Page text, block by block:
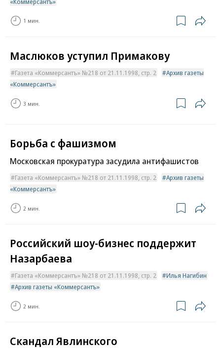
1 мин.
Маслюков уступил Примакову
Газета «Коммерсантъ» №218 от 21.11.1998, стр. 2
Архив газеты
«Коммерсантъ»
3 мин.
Борьба с фашизмом
Московская прокуратура засудила антифашистов
Газета «Коммерсантъ» №218 от 21.11.1998, стр. 2
Архив газеты
«Коммерсантъ»
2 мин.
Российский шоу-бизнес поддержит
Назарбаева
Газета «Коммерсантъ» №218 от 21.11.1998, стр. 2
Илья Нагибин
Архив газеты «Коммерсантъ»
2 мин.
Скандал Явлинского